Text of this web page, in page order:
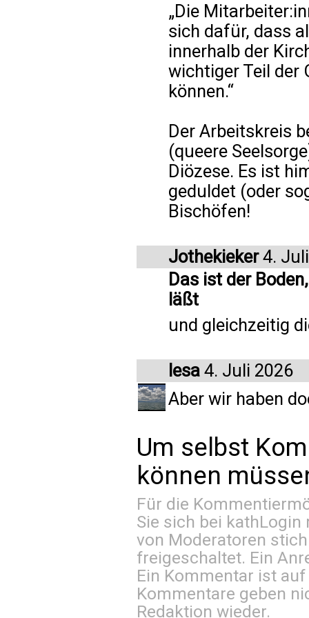
„Die
sich dafür, dass
innerhalb der
wichtiger Teil der
können.“
Der Arbeitskreis
(queere
Diözese. Es ist
geduldet (oder
Bischöfen!
Jothekieker4.
Das ist der
läßt
und gleichzeitig
lesa 4. Juli 2026
Aber wir haben
Um selbst
können
Für die
Sie sich bei kathLogin
von Moderatoren
freigeschaltet. Ein
Ein Kommentar ist
Kommentare geben
Redaktion wieder.